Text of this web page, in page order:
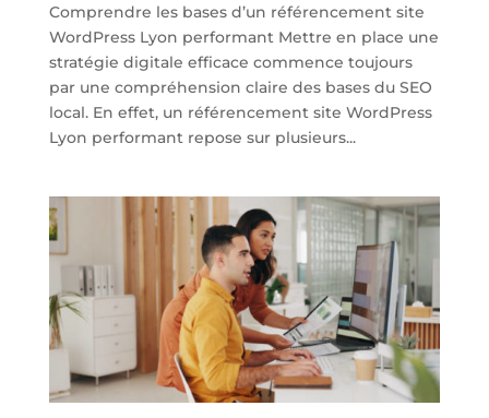
Comprendre les bases d’un référencement site
WordPress Lyon performant Mettre en place une
stratégie digitale efficace commence toujours
par une compréhension claire des bases du SEO
local. En effet, un référencement site WordPress
Lyon performant repose sur plusieurs...